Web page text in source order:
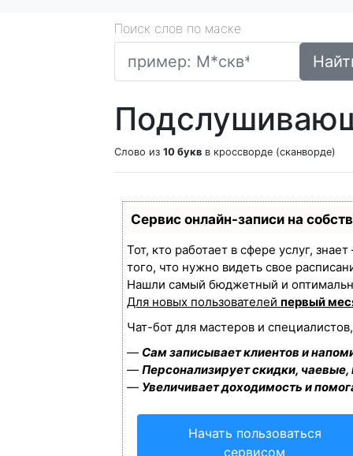
Поиск слов по маске
Слово из 10 букв в кроссворде (сканворде)
Сервис онлайн-записи на
Тот, кто работает в сфере услуг,
того, что нужно видеть свое
Нашли самый бюджетный и
Для новых пользователей первый
Чат-бот для мастеров и
— Сам записывает клиентов и
— Персонализирует скидки,
— Увеличивает доходимость и
Начать пользоваться
сервисом